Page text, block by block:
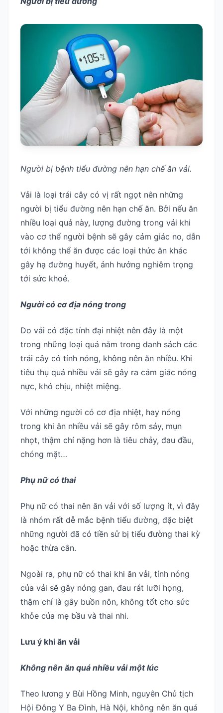
Người bị bệnh tiểu đường nên hạn chế ăn vải.
Vải là loại trái cây có vị rất ngọt nên những
người bị tiểu đường nên hạn chế ăn. Bởi nếu ăn
nhiều loại quả này, lượng đường trong vải khi
vào cơ thể người bệnh sẽ gây cảm giác no, dẫn
tới không thể ăn được các loại thức ăn khác
gây hạ đường huyết, ảnh hưởng nghiêm trọng
tới sức khoẻ.
Người có cơ địa nóng trong
Do vải có đặc tính đại nhiệt nên đây là một
trong những loại quả nằm trong danh sách các
trái cây có tính nóng, không nên ăn nhiều. Khi
tiêu thụ quá nhiều vải sẽ gây ra cảm giác nóng
nực, khó chịu, nhiệt miệng.
Với những người có cơ địa nhiệt, hay nóng
trong khi ăn nhiều vải sẽ gây rôm sảy, mụn
nhọt, thậm chí nặng hơn là tiêu chảy, đau đầu,
chóng mặt…
Phụ nữ có thai
Phụ nữ có thai nên ăn vải với số lượng ít, vì đây
là nhóm rất dễ mắc bệnh tiểu đường, đặc biệt
những người đã có tiền sử bị tiểu đường thai kỳ
hoặc thừa cân.
Ngoài ra, phụ nữ có thai khi ăn vải, tính nóng
của vải sẽ gây nóng gan, đau rát lưỡi họng,
thậm chí là gây buồn nôn, không tốt cho sức
khỏe của mẹ bầu và thai nhi.
Lưu ý khi ăn vải
Không nên ăn quá nhiều vải một lúc
Theo lương y Bùi Hồng Minh, nguyên Chủ tịch
Hội Đông Y Ba Đình, Hà Nội, không nên ăn quá